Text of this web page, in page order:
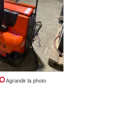
Agrandir la photo